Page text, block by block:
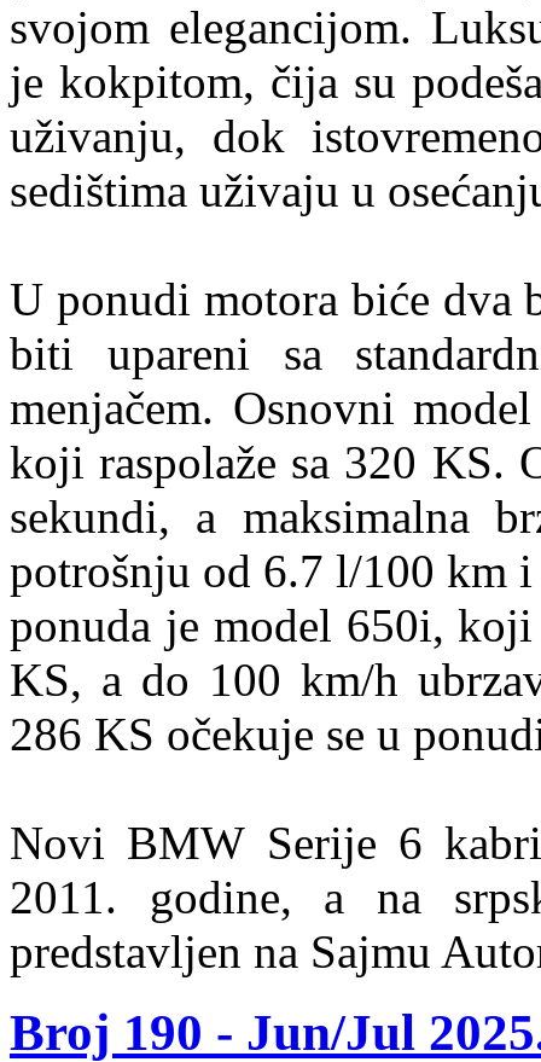
svojom elegancijom.
je kokpitom, čija su
uživanju, dok
sedištima uživaju u
U ponudi motora biće dva
biti upareni sa
menjačem. Osnovni
koji raspolaže sa 320 KS.
sekundi, a maksimalna
potrošnju od 6.7 l/100 km
ponuda je model 650i,
KS, a do 100 km/h
286 KS očekuje se u
Novi BMW Serije 6
2011. godine, a na
predstavljen na Sajmu
Broj 190 - Jun/Jul